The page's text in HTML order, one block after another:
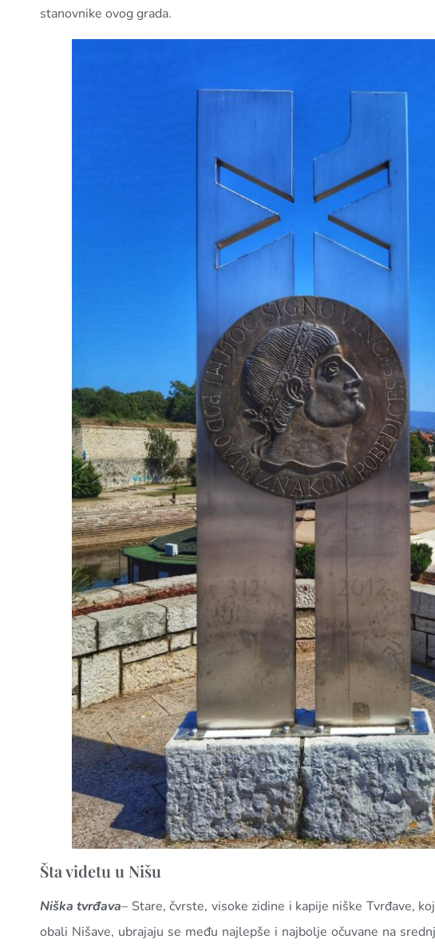
stanovnike ovog grada.
Šta videtu u Nišu
Niška tvrđava– Stare, čvrste, visoke zidine i kapije niške Tvrđave,
obali Nišave, ubrajaju se među najlepše i najbolje očuvane na